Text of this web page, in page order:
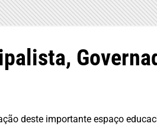
deste importante espaço